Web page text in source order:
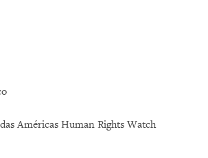
Américas Human Rights Watch